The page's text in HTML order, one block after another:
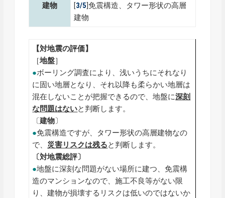
建物 [3/5]免震構造、タワー形状の高層
建物
【対地震の評価】
［地盤］
●ボーリング調査により、浅いうちにそれなり
に固い地層となり、それ以降も柔らかい地層は
混在しないことが把握できるので、地盤に深刻
な問題はないと判断します。
〔建物〕
●免震構造ですが、タワー形状の高層建物なの
で、 災害リスクは残ると判断します。
〔対地震総評〕
●地盤に深刻な問題がない場所に建つ、免震構
造のマンションなので、施工不良等がない限
り、建物が損壊するリスクは低いのではないか